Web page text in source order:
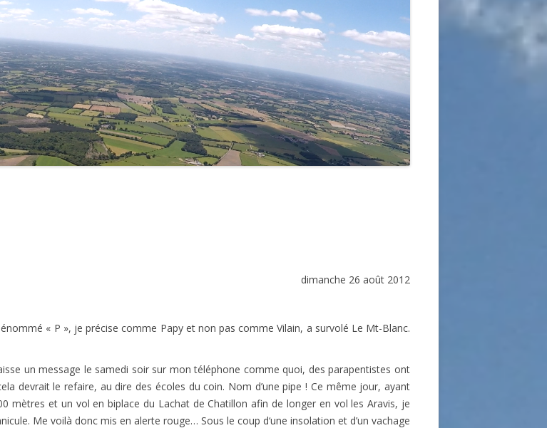
2025
2024
2023
2022
2021
2020
2014
2012
HISTORIQUE
VIE DU CLUB
AILLEURS SUR LE WEB
ACHAT-VENTE
OUTILS
ACTEURS LOCAUX DU VOL LIBRE
VIDÉOS
dimanche 26 août 2012
« P », je précise comme Papy et non pas comme Vilain, a survolé Le Mt-Blanc.
un message le samedi soir sur mon téléphone comme quoi, des parapentistes ont
devrait le refaire, au dire des écoles du coin. Nom d’une pipe ! Ce même jour, ayant
mètres et un vol en biplace du Lachat de Chatillon afin de longer en vol les Aravis, je
Me voilà donc mis en alerte rouge… Sous le coup d‘une insolation et d’un vachage